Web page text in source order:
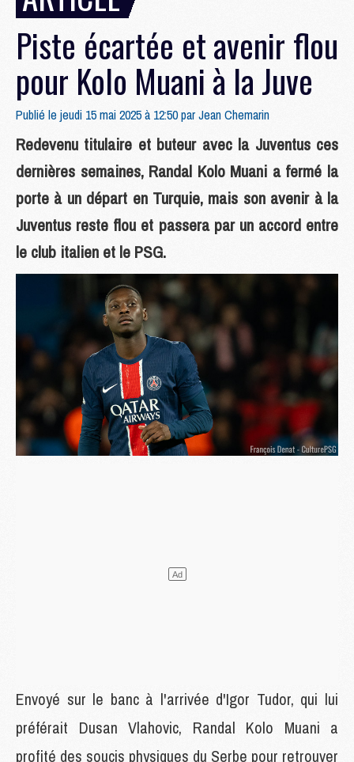
Piste écartée et avenir flou
pour Kolo Muani à la Juve
Publié le jeudi 15 mai 2025 à 12:50 parJean Chemarin
Redevenu titulaire et buteur avec la Juventus ces
dernières semaines, Randal Kolo Muani a fermé la
porte à un départ en Turquie, mais son avenir à la
Juventus reste flou et passera par un accord entre
le club italien et le PSG.
Envoyé sur le banc à l'arrivée d'Igor Tudor, qui lui
préférait Dusan Vlahovic, Randal Kolo Muani a
profité des soucis physiques du Serbe pour retrouver